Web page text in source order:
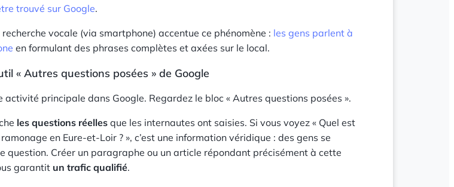
trouvé sur Google.
vocale (via smartphone) accentue ce phénomène : les gens parlent à
en formulant des phrases complètes et axées sur le local.
« Autres questions posées » de Google
activité principale dans Google. Regardez le bloc « Autres questions posées ».
les questions réelles que les internautes ont saisies. Si vous voyez « Quel est
en Eure-et-Loir ? », c’est une information véridique : des gens se
question. Créer un paragraphe ou un article répondant précisément à cette
garantit un trafic qualifié.